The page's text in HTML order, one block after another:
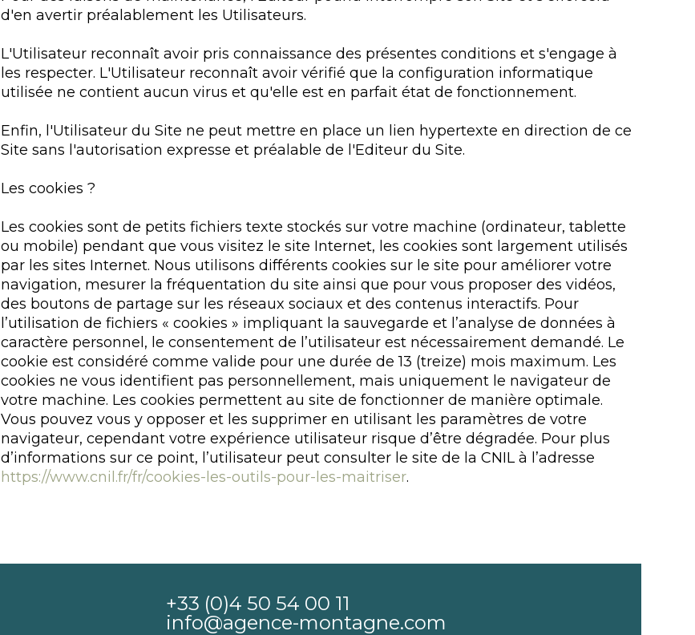
d'en avertir préalablement les Utilisateurs.
L'Utilisateur reconnaît avoir pris connaissance des présentes conditions et s'engage à
les respecter. L'Utilisateur reconnaît avoir vérifié que la configuration informatique
utilisée ne contient aucun virus et qu'elle est en parfait état de fonctionnement.
Enfin, l'Utilisateur du Site ne peut mettre en place un lien hypertexte en direction de ce
Site sans l'autorisation expresse et préalable de l'Editeur du Site.
Les cookies ?
Les cookies sont de petits fichiers texte stockés sur votre machine (ordinateur, tablette
ou mobile) pendant que vous visitez le site Internet, les cookies sont largement utilisés
par les sites Internet. Nous utilisons différents cookies sur le site pour améliorer votre
navigation, mesurer la fréquentation du site ainsi que pour vous proposer des vidéos,
des boutons de partage sur les réseaux sociaux et des contenus interactifs. Pour
l’utilisation de fichiers « cookies » impliquant la sauvegarde et l’analyse de données à
caractère personnel, le consentement de l’utilisateur est nécessairement demandé. Le
cookie est considéré comme valide pour une durée de 13 (treize) mois maximum. Les
cookies ne vous identifient pas personnellement, mais uniquement le navigateur de
votre machine. Les cookies permettent au site de fonctionner de manière optimale.
Vous pouvez vous y opposer et les supprimer en utilisant les paramètres de votre
navigateur, cependant votre expérience utilisateur risque d’être dégradée. Pour plus
d’informations sur ce point, l’utilisateur peut consulter le site de la CNIL à l’adresse
https://www.cnil.fr/fr/cookies-les-outils-pour-les-maitriser.
+33 (0)4 50 54 00 11
info@agence-montagne.com